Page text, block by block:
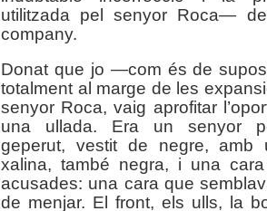
utilitzada pel senyor Roca—
company.
Donat que jo —com és de
totalment al marge de les
senyor Roca, vaig aprofitar
una ullada. Era un senyor
geperut, vestit de negre, amb
xalina, també negra, i una
acusades: una cara que
de menjar. El front, els ulls, la